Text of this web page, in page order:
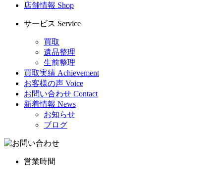
店舗情報 Shop
サービス Service
買取
遺品整理
生前整理
買取実績 Achievement
お客様の声 Voice
お問い合わせ Contact
新着情報 News
お知らせ
ブログ
営業時間